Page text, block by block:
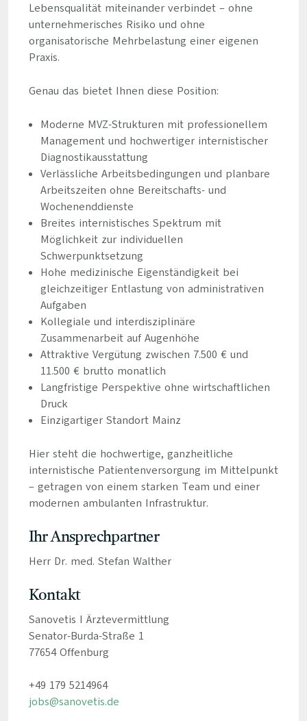
Lebensqualität miteinander verbindet – ohne
unternehmerisches Risiko und ohne
organisatorische Mehrbelastung einer eigenen
Praxis.
Genau das bietet Ihnen diese Position:
Moderne MVZ-Strukturen mit professionellem
Management und hochwertiger internistischer
Diagnostikausstattung
Verlässliche Arbeitsbedingungen und planbare
Arbeitszeiten ohne Bereitschafts- und
Wochenenddienste
Breites internistisches Spektrum mit
Möglichkeit zur individuellen
Schwerpunktsetzung
Hohe medizinische Eigenständigkeit bei
gleichzeitiger Entlastung von administrativen
Aufgaben
Kollegiale und interdisziplinäre
Zusammenarbeit auf Augenhöhe
Attraktive Vergütung zwischen 7.500 € und
11.500 € brutto monatlich
Langfristige Perspektive ohne wirtschaftlichen
Druck
Einzigartiger Standort Mainz
Hier steht die hochwertige, ganzheitliche
internistische Patientenversorgung im Mittelpunkt
– getragen von einem starken Team und einer
modernen ambulanten Infrastruktur.
Ihr Ansprechpartner
Herr Dr. med. Stefan Walther
Kontakt
Sanovetis I Ärztevermittlung
Senator-Burda-Straße 1
77654 Offenburg
+49 179 5214964
jobs@sanovetis.de